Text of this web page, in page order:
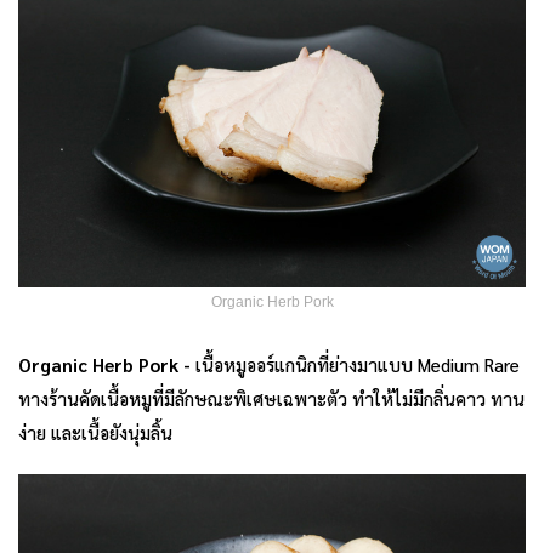
Organic Herb Pork
Organic Herb Pork - เนื้อหมูออร์แกนิกที่ย่างมาแบบ Medium Rare
ทางร้านคัดเนื้อหมูที่มีลักษณะพิเศษเฉพาะตัว ทำให้ไม่มีกลิ่นคาว ทาน
ง่าย และเนื้อยังนุ่มลิ้น